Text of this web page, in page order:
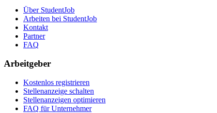
Über StudentJob
Arbeiten bei StudentJob
Kontakt
Partner
FAQ
Arbeitgeber
Kostenlos registrieren
Stellenanzeige schalten
Stellenanzeigen optimieren
FAQ für Unternehmer